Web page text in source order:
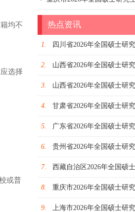
均不
选择
或普
热点资讯
1. 四川省2026年全国硕士研
2. 山西省2026年全国硕士研
3. 山西省2026年全国硕士研
4. 甘肃省2026年全国硕士研
5. 广东省2026年全国硕士研
6. 贵州省2026年全国硕士研
7. 西藏自治区2026年全国硕
8. 重庆市2026年全国硕士研
9. 上海市2026年全国硕士研